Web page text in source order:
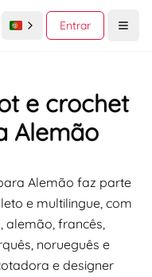
Entrar
e crochet
Alemão
Alemão faz parte
e multilingue, com
alemão, francês,
norueguês e
e designer